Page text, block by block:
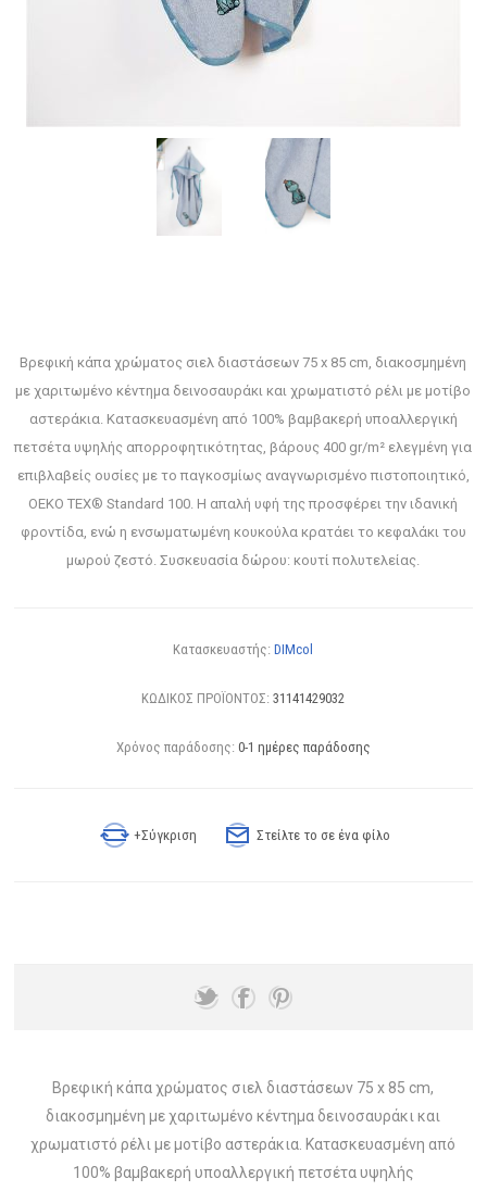
Βρεφική κάπα χρώματος σιελ διαστάσεων 75 x 85 cm, διακοσμημένη
με χαριτωμένο κέντημα δεινοσαυράκι και χρωματιστό ρέλι με μοτίβο
αστεράκια. Κατασκευασμένη από 100% βαμβακερή υποαλλεργική
πετσέτα υψηλής απορροφητικότητας, βάρους 400 gr/m² ελεγμένη για
επιβλαβείς ουσίες με το παγκοσμίως αναγνωρισμένο πιστοποιητικό,
OEKO TEX® Standard 100. Η απαλή υφή της προσφέρει την ιδανική
φροντίδα, ενώ η ενσωματωμένη κουκούλα κρατάει το κεφαλάκι του
μωρού ζεστό. Συσκευασία δώρου: κουτί πολυτελείας.
Κατασκευαστής: DIMcol
ΚΩΔΙΚΟΣ ΠΡΟΪΟΝΤΟΣ: 31141429032
Χρόνος παράδοσης: 0-1 ημέρες παράδοσης
+Σύγκριση Στείλτε το σε ένα φίλο
Βρεφική κάπα χρώματος σιελ διαστάσεων 75 x 85 cm,
διακοσμημένη με χαριτωμένο κέντημα δεινοσαυράκι και
χρωματιστό ρέλι με μοτίβο αστεράκια. Κατασκευασμένη από
100% βαμβακερή υποαλλεργική πετσέτα υψηλής